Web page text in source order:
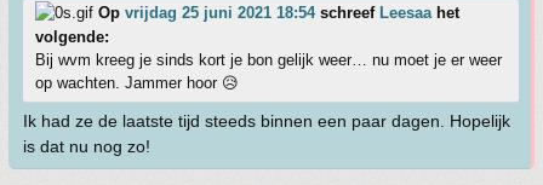
Op vrijdag 25 juni 2021 18:54schreef Leesaahet
volgende:
Bij wvm kreeg je sinds kort je bon gelijk weer… nu moet je er weer
op wachten. Jammer hoor 😥
Ik had ze de laatste tijd steeds binnen een paar dagen. Hopelijk
is dat nu nog zo!